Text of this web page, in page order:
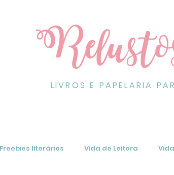
LIVROS E PAPELARIA
Freebies literários Vida de Leitora